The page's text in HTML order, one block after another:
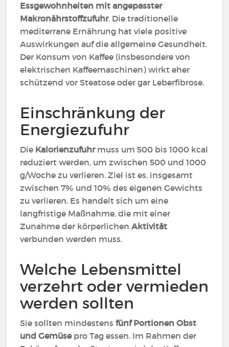
Essgewohnheiten mit angepasster
Makronährstoffzufuhr. Die traditionelle
mediterrane Ernährung hat viele positive
Auswirkungen auf die allgemeine Gesundheit.
Der Konsum von Kaffee (insbesondere von
elektrischen Kaffeemaschinen) wirkt eher
schützend vor Steatose oder gar Leberfibrose.
Einschränkung der
Energiezufuhr
Die Kalorienzufuhrmuss um 500 bis 1000 kcal
reduziert werden, um zwischen 500 und 1000
g/Woche zu verlieren. Ziel ist es, insgesamt
zwischen 7% und 10% des eigenen Gewichts
zu verlieren. Es handelt sich um eine
langfristige Maßnahme, die mit einer
Zunahme der körperlichenAktivität
verbunden werden muss.
Welche Lebensmittel
verzehrt oder vermieden
werden sollten
Sie sollten mindestensfünf Portionen Obst
und Gemüsepro Tag essen. Im Rahmen der